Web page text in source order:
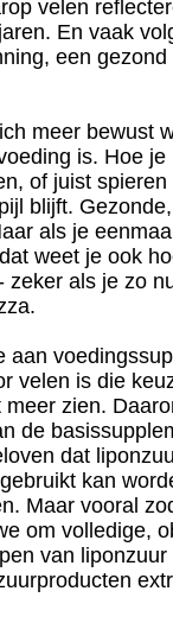
velen
En vaak
een
meer bewust
is. Hoe
of juist
blijft.
als je
weet je ook
als je zo
aan
velen is die
zien.
de
dat
kan
Maar vooral
om volledige,
van